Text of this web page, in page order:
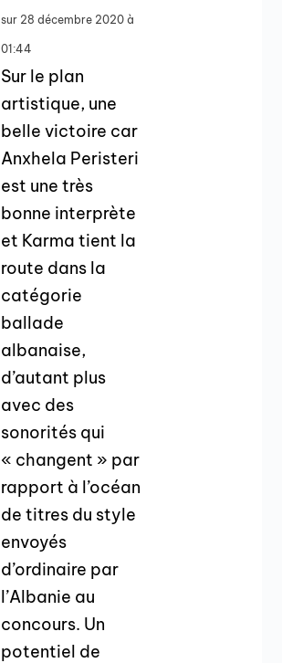
sur 28 décembre 2020 à
01:44
Sur le plan
artistique, une
belle victoire car
Anxhela Peristeri
est une très
bonne interprète
et Karma tient la
route dans la
catégorie
ballade
albanaise,
d’autant plus
avec des
sonorités qui
« changent » par
rapport à l’océan
de titres du style
envoyés
d’ordinaire par
l’Albanie au
concours. Un
potentiel de